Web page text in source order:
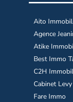
Aito
Agence
Atike
Best Immo
C2H
Cabinet Levy
Fare Immo